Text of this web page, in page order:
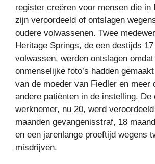
register creëren voor mensen die in
zijn veroordeeld of ontslagen
oudere volwassenen. Twee
Heritage Springs, de een destijds
volwassen, werden ontslagen
onmenselijke foto’s hadden
van de moeder van Fiedler en meer
andere patiënten in de instelling. De
werknemer, nu 20, werd
maanden gevangenisstraf, 18
en een jarenlange proeftijd wegens
misdrijven.